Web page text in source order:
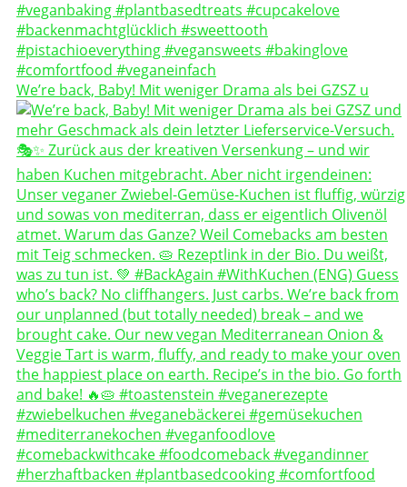
We’re back, Baby! Mit weniger Drama als bei GZSZ u